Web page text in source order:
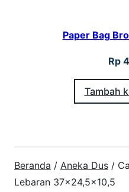
Paper Bag
Rp
Tambah
Beranda / Aneka Dus /
Lebaran 37×24,5×10,5